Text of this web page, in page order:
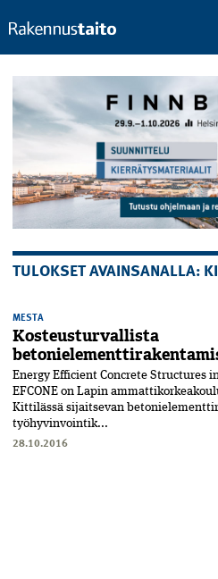
TULOKSET AVAINSANALLA:
MESTA
Kosteusturvallista
Energy Efficient Concrete Structures
EFCONE on Lapin
Kittilässä sijaitsevan
työhyvinvointik...
28.10.2016